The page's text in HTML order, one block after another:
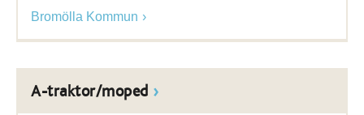
Bromölla Kommun
A-traktor/moped